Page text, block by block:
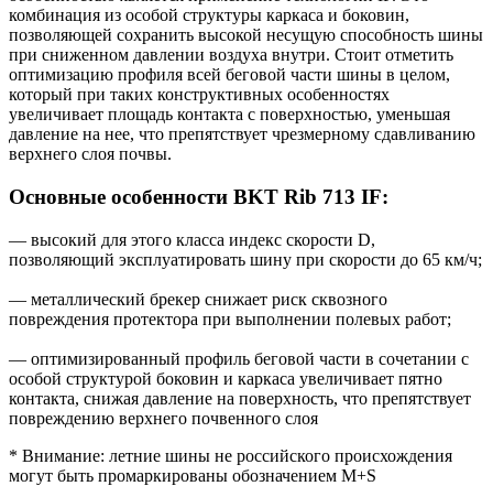
комбинация из особой структуры каркаса и боковин,
позволяющей сохранить высокой несущую способность шины
при сниженном давлении воздуха внутри. Стоит отметить
оптимизацию профиля всей беговой части шины в целом,
который при таких конструктивных особенностях
увеличивает площадь контакта с поверхностью, уменьшая
давление на нее, что препятствует чрезмерному сдавливанию
верхнего слоя почвы.
Основные особенности BKT Rib 713 IF:
— высокий для этого класса индекс скорости D,
позволяющий эксплуатировать шину при скорости до 65 км/ч;
— металлический брекер снижает риск сквозного
повреждения протектора при выполнении полевых работ;
— оптимизированный профиль беговой части в сочетании с
особой структурой боковин и каркаса увеличивает пятно
контакта, снижая давление на поверхность, что препятствует
повреждению верхнего почвенного слоя
* Внимание: летние шины не российского происхождения
могут быть промаркированы обозначением M+S